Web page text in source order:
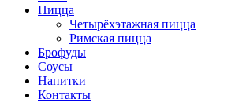
Пицца
Четырёхэтажная пицца
Римская пицца
Брофуды
Соусы
Напитки
Контакты